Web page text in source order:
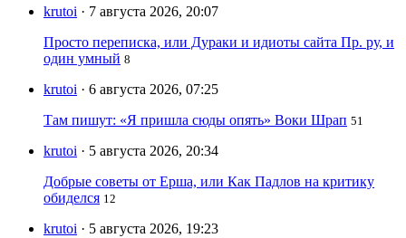
krutoi · 7 августа 2026, 20:07
Просто переписка, или Дураки и идиоты сайта Пр. ру, и
один умный 8
krutoi · 6 августа 2026, 07:25
Там пишут: «Я пришла сюды опять» Воки Шрап 51
krutoi · 5 августа 2026, 20:34
Добрые советы от Ерша, или Как Падлов на критику
обиделся 12
krutoi · 5 августа 2026, 19:23